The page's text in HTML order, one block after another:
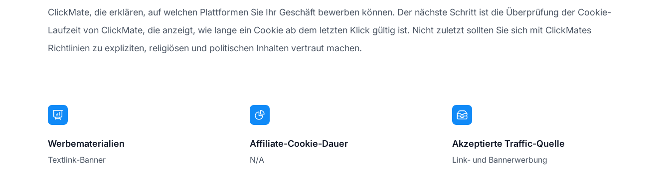
ClickMate, die erklären, auf welchen Plattformen Sie Ihr Geschäft bewerben können. Der nächste Schritt ist die Überprüfung der Cookie-
Laufzeit von ClickMate, die anzeigt, wie lange ein Cookie ab dem letzten Klick gültig ist. Nicht zuletzt sollten Sie sich mit ClickMates
Richtlinien zu expliziten, religiösen und politischen Inhalten vertraut machen.
Werbematerialien
Textlink-Banner
Affiliate-Cookie-Dauer
N/A
Akzeptierte Traffic-Quelle
Link- und Bannerwerbung